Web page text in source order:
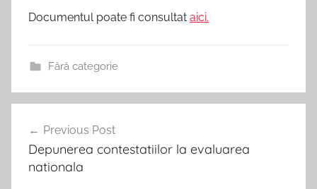
Documentul poate fi consultat aici.
Fără categorie
articole
Previous Post
Depunerea contestatiilor la evaluarea
nationala